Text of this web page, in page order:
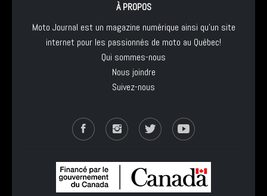
À PROPOS
Moto Journal est un magazine numérique ainsi qu'un site
internet pour les passionnés de moto au Québec!
Qui sommes-nous
Nous joindre
Suivez-nous